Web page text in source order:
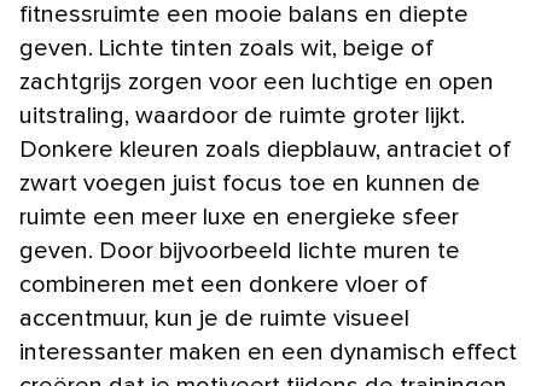
fitnessruimte een mooie balans en diepte
geven. Lichte tinten zoals wit, beige of
zachtgrijs zorgen voor een luchtige en open
uitstraling, waardoor de ruimte groter lijkt.
Donkere kleuren zoals diepblauw, antraciet of
zwart voegen juist focus toe en kunnen de
ruimte een meer luxe en energieke sfeer
geven. Door bijvoorbeeld lichte muren te
combineren met een donkere vloer of
accentmuur, kun je de ruimte visueel
interessanter maken en een dynamisch effect